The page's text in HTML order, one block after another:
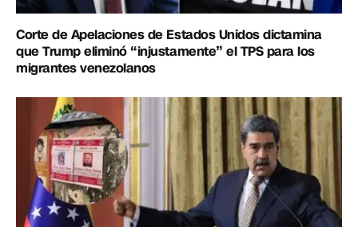
Corte de Apelaciones de Estados Unidos dictamina
que Trump eliminó “injustamente” el TPS para los
migrantes venezolanos